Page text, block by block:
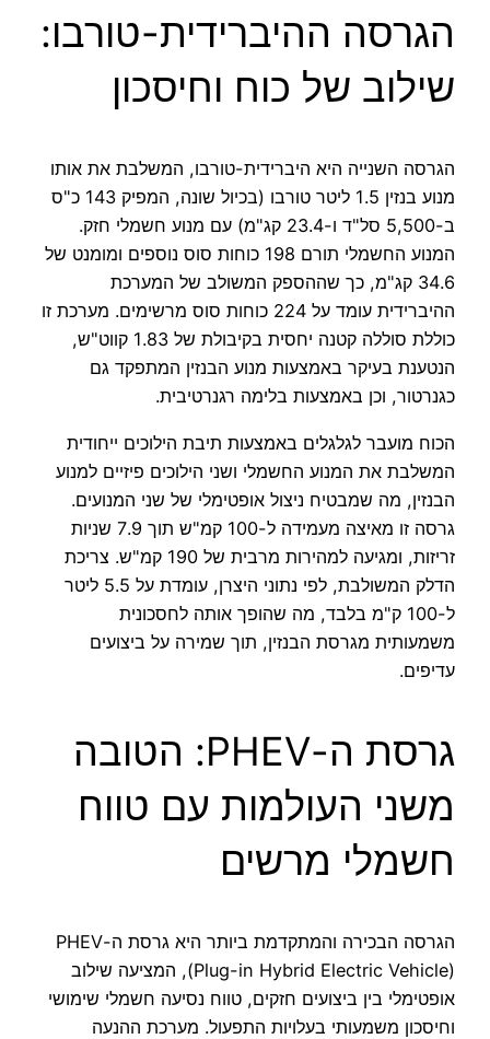
הגרסה ההיברידית-טורבו:
שילוב של כוח וחיסכון
הגרסה השנייה היא היברידית-טורבו, המשלבת את אותו
מנוע בנזין 1.5 ליטר טורבו (בכיול שונה, המפיק 143 כ"ס
ב-5,500 סל"ד ו-23.4 קג"מ) עם מנוע חשמלי חזק.
המנוע החשמלי תורם 198 כוחות סוס נוספים ומומנט של
34.6 קג"מ, כך שההספק המשולב של המערכת
ההיברידית עומד על 224 כוחות סוס מרשימים. מערכת זו
כוללת סוללה קטנה יחסית בקיבולת של 1.83 קווט"ש,
הנטענת בעיקר באמצעות מנוע הבנזין המתפקד גם
כגנרטור, וכן באמצעות בלימה רגנרטיבית.
הכוח מועבר לגלגלים באמצעות תיבת הילוכים ייחודית
המשלבת את המנוע החשמלי ושני הילוכים פיזיים למנוע
הבנזין, מה שמבטיח ניצול אופטימלי של שני המנועים.
גרסה זו מאיצה מעמידה ל-100 קמ"ש תוך 7.9 שניות
זריזות, ומגיעה למהירות מרבית של 190 קמ"ש. צריכת
הדלק המשולבת, לפי נתוני היצרן, עומדת על 5.5 ליטר
ל-100 ק"מ בלבד, מה שהופך אותה לחסכונית
משמעותית מגרסת הבנזין, תוך שמירה על ביצועים
עדיפים.
גרסת ה-PHEV: הטובה
משני העולמות עם טווח
חשמלי מרשים
הגרסה הבכירה והמתקדמת ביותר היא גרסת ה-PHEV
(Plug-in Hybrid Electric Vehicle), המציעה שילוב
אופטימלי בין ביצועים חזקים, טווח נסיעה חשמלי שימושי
וחיסכון משמעותי בעלויות התפעול. מערכת ההנעה